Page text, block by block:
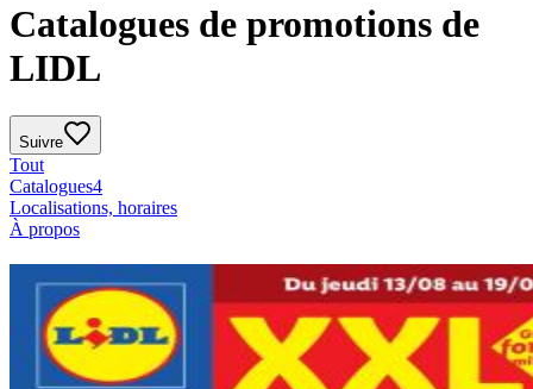
Catalogues de promotions de
LIDL
Suivre
Tout
Catalogues4
Localisations, horaires
À propos